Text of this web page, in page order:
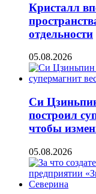
Кристалл
отдельности
05.08.2026
Си
построил
чтобы
05.08.2026